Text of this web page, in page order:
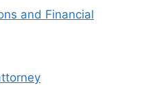
and Financial